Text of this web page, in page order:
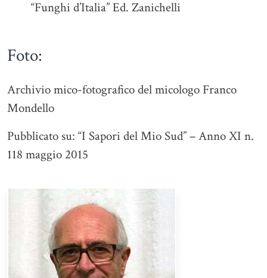
“Funghi d’Italia” Ed. Zanichelli
Foto:
Archivio mico-fotografico del micologo Franco
Mondello
Pubblicato su: “I Sapori del Mio Sud” – Anno XI n.
118 maggio 2015